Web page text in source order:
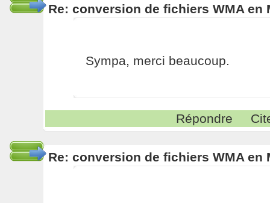
Re: conversion de fichiers WMA en
Sympa, merci beaucoup.
Répondre
Re: conversion de fichiers WMA en